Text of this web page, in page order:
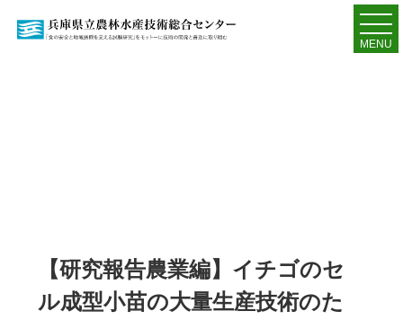
MENU
【研究報告農業編】イチゴのセ
ル成型小苗の大量生産技術のた